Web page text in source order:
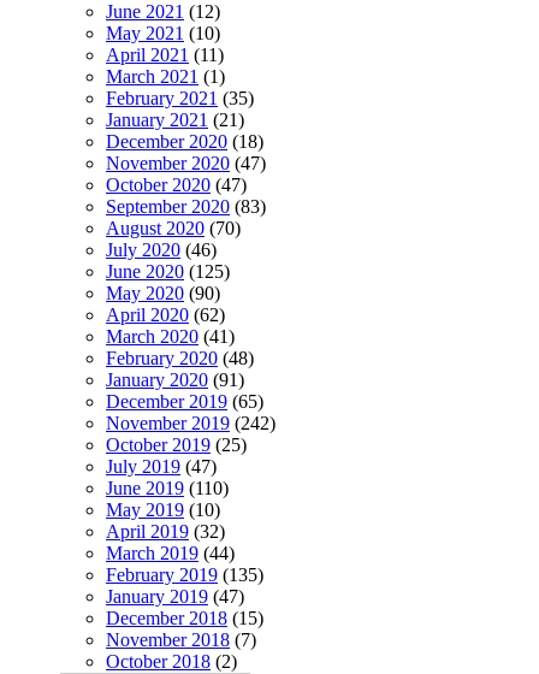
June 2021 (12)
May 2021 (10)
April 2021 (11)
March 2021 (1)
February 2021 (35)
January 2021 (21)
December 2020 (18)
November 2020 (47)
October 2020 (47)
September 2020 (83)
August 2020 (70)
July 2020 (46)
June 2020 (125)
May 2020 (90)
April 2020 (62)
March 2020 (41)
February 2020 (48)
January 2020 (91)
December 2019 (65)
November 2019 (242)
October 2019 (25)
July 2019 (47)
June 2019 (110)
May 2019 (10)
April 2019 (32)
March 2019 (44)
February 2019 (135)
January 2019 (47)
December 2018 (15)
November 2018 (7)
October 2018 (2)